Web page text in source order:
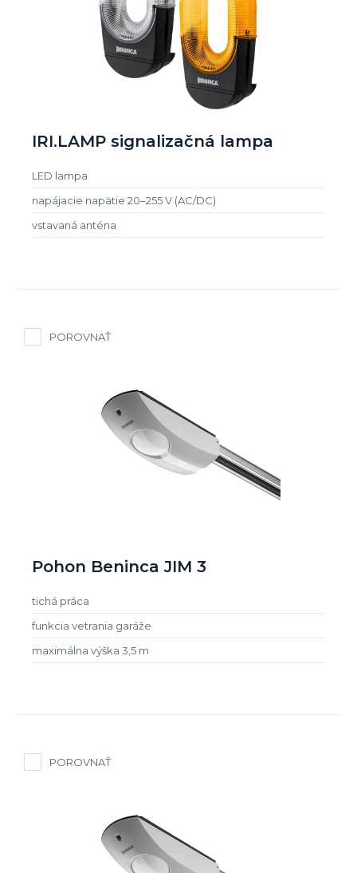
IRI.LAMP signalizačná lampa
LED lampa
napájacie napätie 20–255 V (AC/DC)
vstavaná anténa
POROVNAŤ
Pohon Beninca JIM 3
tichá práca
funkcia vetrania garáže
maximálna výška 3,5 m
POROVNAŤ